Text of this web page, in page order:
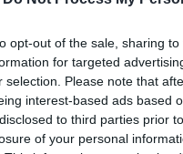
opt-out of the sale, sharing
for targeted
selection. Please note that
interest-based ads based
to third parties prior
of your personal
οι μυρωδιές,
για όσους
σεδέκα από τα